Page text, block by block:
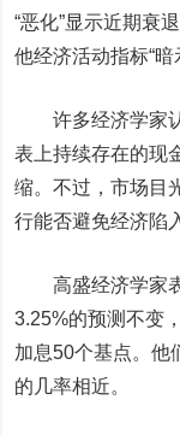
“恶化”显示近期衰
他经济活动指标“暗
许多经济学家认
表上持续存在的现
缩。不过，市场目
行能否避免经济陷
高盛经济学家表
3.25%的预测不变
加息50个基点。他
的几率相近。